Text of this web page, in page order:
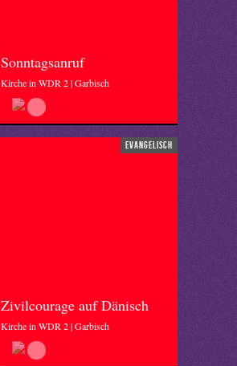
Sonntagsanruf
Kirche in WDR 2 | Garbisch
evangelisch
Zivilcourage auf Dänisch
Kirche in WDR 2 | Garbisch